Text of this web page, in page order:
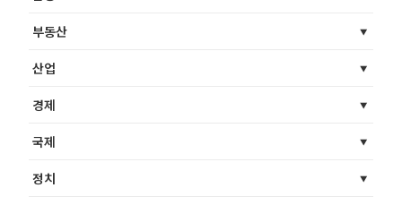
부동산
산업
경제
국제
정치